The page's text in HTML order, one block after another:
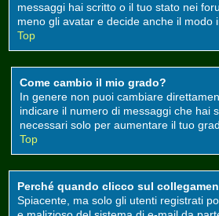
messaggi hai scritto o il tuo stato nei
meno gli avatar e decide anche il modo
Top
Come cambio il mio grado?
In genere non puoi cambiare
indicare il numero di messaggi che hai
necessari solo per aumentare il tuo
Top
Perché quando clicco sul
Spiacente, ma solo gli utenti registrati